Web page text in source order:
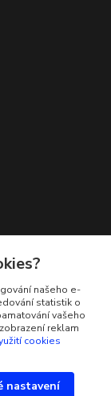
našeho e-
statistik o
vašeho
reklam
cookies
nastavení